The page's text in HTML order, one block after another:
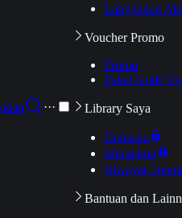
···
Langganan
Voucher Promo
Promo
Pakai Kode
Library Saya
Daftarku
Mengikuti
Riwayat
Bantuan dan